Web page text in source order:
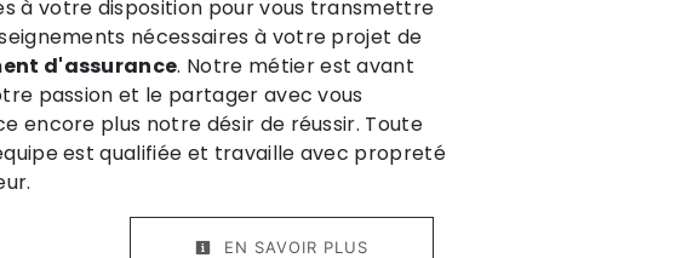
à votre disposition pour vous transmettre
nécessaires à votre projet de
d'assurance. Notre métier est avant
passion et le partager avec vous
encore plus notre désir de réussir. Toute
est qualifiée et travaille avec propreté
EN SAVOIR PLUS